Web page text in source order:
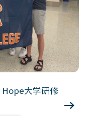
大学研修